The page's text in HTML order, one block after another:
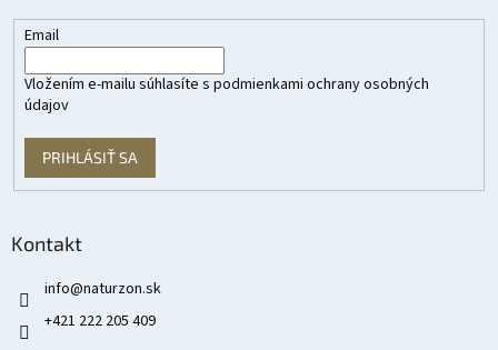
Email
Vložením e-mailu súhlasíte s podmienkami ochrany osobných
údajov
PRIHLÁSIŤ SA
Kontakt
info@naturzon.sk
+421 222 205 409